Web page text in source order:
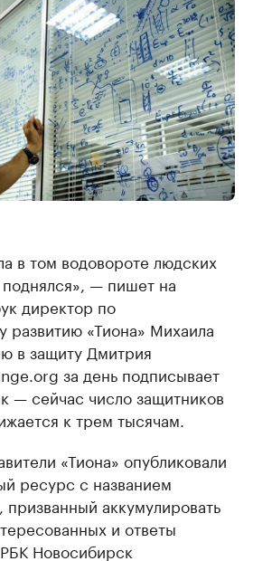
в том водовороте людских
— пишет на
директор по
развитию «Тиона» Михаила
в защиту Дмитрия
за день подписывает
— сейчас число защитников
к трем тысячам.
«Тиона» опубликовали
ресурс с названием
аккумулировать
и ответы
Новосибирск